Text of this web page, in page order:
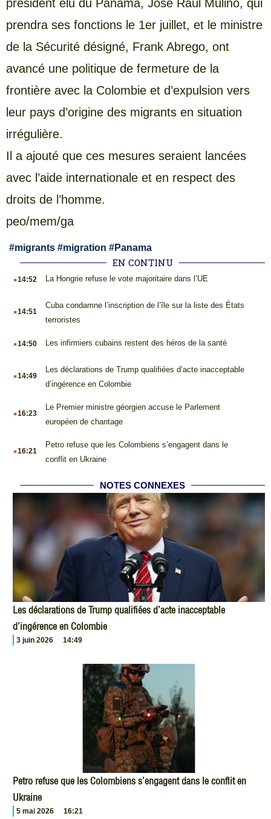
président élu du Panama, José Raúl Mulino, qui
prendra ses fonctions le 1er juillet, et le ministre
de la Sécurité désigné, Frank Abrego, ont
avancé une politique de fermeture de la
frontière avec la Colombie et d’expulsion vers
leur pays d’origine des migrants en situation
irrégulière.
Il a ajouté que ces mesures seraient lancées
avec l’aide internationale et en respect des
droits de l’homme.
peo/mem/ga
#migrants #migration #Panama
EN CONTINU
.14:52 La Hongrie refuse le vote majoritaire dans l’UE
.14:51
Cuba condamne l’inscription de l’île sur la liste des États
terroristes
.14:50 Les infirmiers cubains restent des héros de la santé
.14:49
Les déclarations de Trump qualifiées d’acte inacceptable
d’ingérence en Colombie
.16:23
Le Premier ministre géorgien accuse le Parlement
européen de chantage
.16:21
Petro refuse que les Colombiens s’engagent dans le
conflit en Ukraine
NOTES CONNEXES
Les déclarations de Trump qualifiées d’acte inacceptable
d’ingérence en Colombie
3 juin 2026 14:49
Petro refuse que les Colombiens s’engagent dans le conflit en
Ukraine
5 mai 2026 16:21